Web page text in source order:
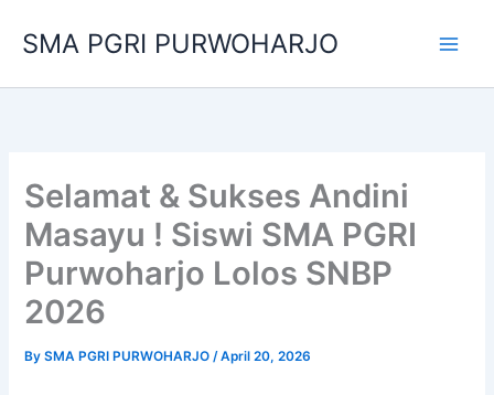
SMA PGRI PURWOHARJO
Selamat & Sukses Andini
Masayu ! Siswi SMA PGRI
Purwoharjo Lolos SNBP
2026
BySMA PGRI PURWOHARJO/April 20, 2026